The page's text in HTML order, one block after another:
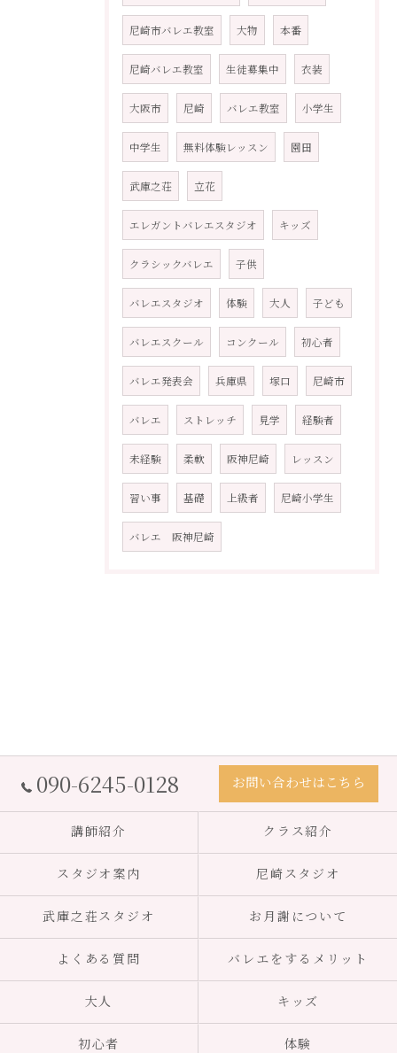
尼崎市バレエ教室 大物 本番
尼崎バレエ教室 生徒募集中 衣装
大阪市 尼崎 バレエ教室 小学生
中学生 無料体験レッスン 園田
武庫之荘 立花
エレガントバレエスタジオ キッズ
クラシックバレエ 子供
バレエスタジオ 体験 大人 子ども
バレエスクール コンクール 初心者
バレエ発表会 兵庫県 塚口 尼崎市
バレエ ストレッチ 見学 経験者
未経験 柔軟 阪神尼崎 レッスン
習い事 基礎 上級者 尼崎小学生
バレエ 阪神尼崎
090-6245-0128 お問い合わせはこちら
講師紹介 クラス紹介
スタジオ案内 尼崎スタジオ
武庫之荘スタジオ お月謝について
よくある質問 バレエをするメリット
大人 キッズ
初心者 体験